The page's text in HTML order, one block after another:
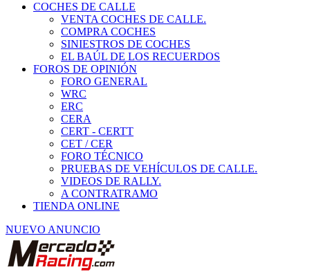
COCHES DE CALLE
VENTA COCHES DE CALLE.
COMPRA COCHES
SINIESTROS DE COCHES
EL BAÚL DE LOS RECUERDOS
FOROS DE OPINIÓN
FORO GENERAL
WRC
ERC
CERA
CERT - CERTT
CET / CER
FORO TÉCNICO
PRUEBAS DE VEHÍCULOS DE CALLE.
VIDEOS DE RALLY.
A CONTRATRAMO
TIENDA ONLINE
NUEVO ANUNCIO